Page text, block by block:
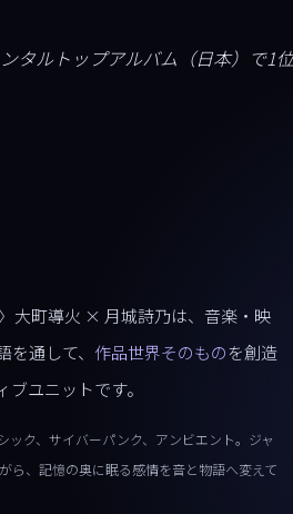
〈
ルトップアルバム（日本）で1位
大町導火 × 月城詩乃は、音楽・映
通して、 作品世界そのものを創造
ブユニットです。
ック、サイバーパンク、アンビエント。ジャ
ら、記憶の奥に眠る感情を音と物語へ変えて